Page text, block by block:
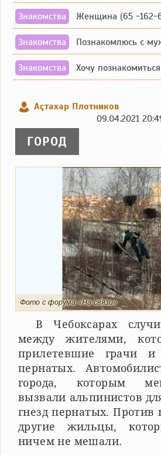
Знакомства Женщина (65 -162-63) желает познакомиться с
Знакомства Познакомлюсь с мужчиной любящим
Знакомства Хочу познакомиться с женщиной до 55 лет
Аçтахар Плотников
09.04.2021
ГОРОД
Фото с форума «На связи»
В Чебоксарах
между жителями,
прилетевшие грачи и
пернатых.
города, которым
вызвали альпинистов
гнезд пернатых. Против
другие жильцы,
ничем не мешали.